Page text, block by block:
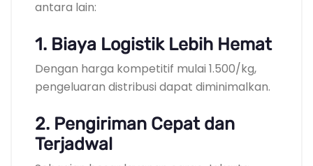
antara lain:
1. Biaya Logistik Lebih Hemat
Dengan harga kompetitif mulai 1.500/kg,
pengeluaran distribusi dapat diminimalkan.
2. Pengiriman Cepat dan
Terjadwal